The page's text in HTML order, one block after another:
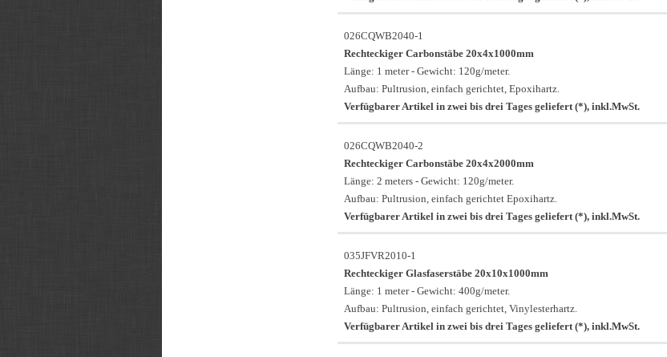
026CQWB2040-1
Rechteckiger Carbonstäbe 20x4x1000mm
Länge: 1 meter - Gewicht: 120g/meter.
Aufbau: Pultrusion, einfach gerichtet, Epoxihartz.
Verfügbarer Artikel in zwei bis drei Tages geliefert (*), inkl.MwSt.
026CQWB2040-2
Rechteckiger Carbonstäbe 20x4x2000mm
Länge: 2 meters - Gewicht: 120g/meter.
Aufbau: Pultrusion, einfach gerichtet Epoxihartz.
Verfügbarer Artikel in zwei bis drei Tages geliefert (*), inkl.MwSt.
035JFVR2010-1
Rechteckiger Glasfaserstäbe 20x10x1000mm
Länge: 1 meter - Gewicht: 400g/meter.
Aufbau: Pultrusion, einfach gerichtet, Vinylesterhartz.
Verfügbarer Artikel in zwei bis drei Tages geliefert (*), inkl.MwSt.